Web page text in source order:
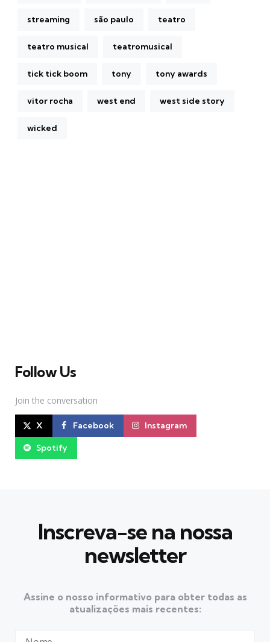
streaming são paulo teatro
teatro musical teatromusical
tick tick boom tony tony awards
vitor rocha west end west side story
wicked
Follow Us
Join the conversation
X Facebook Instagram
Spotify
Inscreva-se na nossa
newsletter
Assine o nosso informativo para obter todas as
atualizações mais recentes: